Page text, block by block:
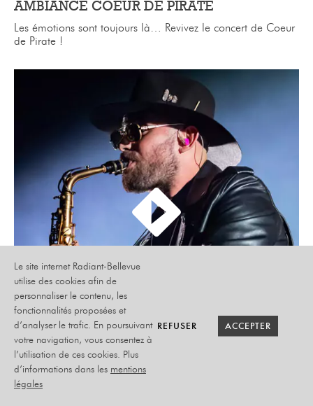
AMBIANCE COEUR DE PIRATE
Les émotions sont toujours là… Revivez le concert de Coeur
de Pirate !
RADIANT TV
Le site internet Radiant-Bellevue
utilise des cookies afin de
personnaliser le contenu, les
fonctionnalités proposées et
d’analyser le trafic. En poursuivant
votre navigation, vous consentez à
l’utilisation de ces cookies. Plus
d’informations dans les mentions
légales
REFUSER
REFUSER ACCEPTER
ACCEPTER